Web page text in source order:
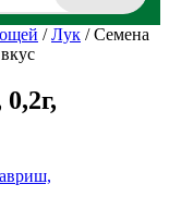
/Лук /Семена